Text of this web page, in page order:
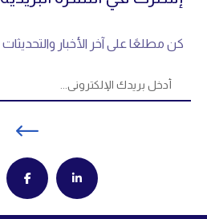
كن مطلعًا على آخر الأخبار والتحديثات